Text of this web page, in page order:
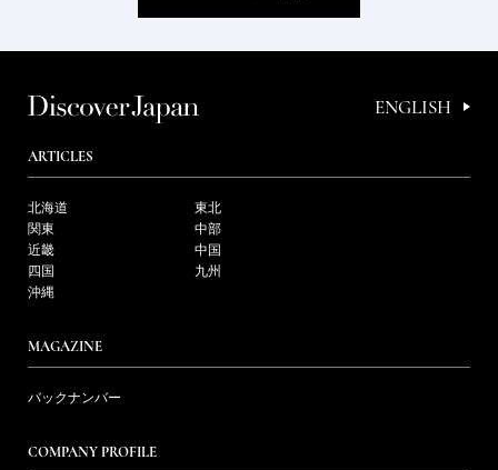
ENGLISH
ARTICLES
北海道
東北
関東
中部
近畿
中国
四国
九州
沖縄
MAGAZINE
バックナンバー
COMPANY PROFILE